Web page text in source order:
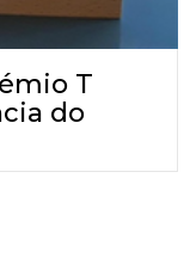
T
do